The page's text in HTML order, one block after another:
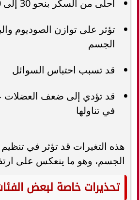
أحلى من السكر بنحو 30 إلى 50 مرة
تؤثر على توازن الصوديوم
الجسم
قد تسبب احتباس السوائل
قد تؤدي إلى ضعف العضلات
في تناولها
هذه التغيرات قد تؤثر في
الجسم، وهو ما ينعكس على
تحذيرات خاصة لبعض